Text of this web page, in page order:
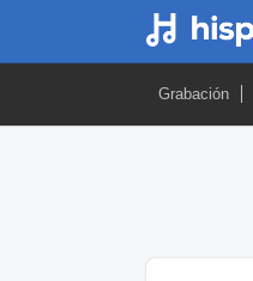
Grabación